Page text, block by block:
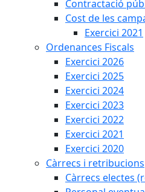
Contractació
Cost de les
Exercici 2021
Ordenances Fiscals
Exercici 2026
Exercici 2025
Exercici 2024
Exercici 2023
Exercici 2022
Exercici 2021
Exercici 2020
Càrrecs i retribucions
Càrrecs electes